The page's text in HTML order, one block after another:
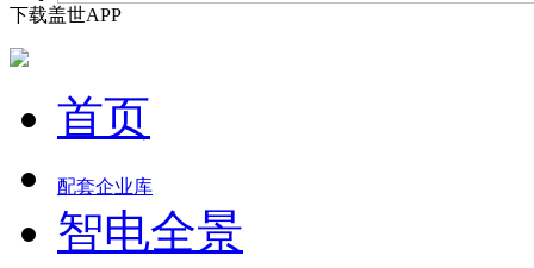
下载盖世APP
首页
配套企业库
智电全景